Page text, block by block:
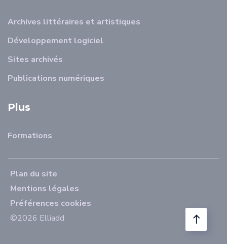
Archives littéraires et artistiques
Développement logiciel
Sites archivés
Publications numériques
Plus
Formations
Plan du site
Mentions légales
Préférences cookies
©2026 Elliadd